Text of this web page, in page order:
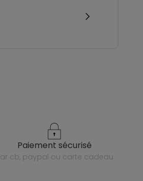
paiement sécurisé
par cb, paypal ou carte cadeau